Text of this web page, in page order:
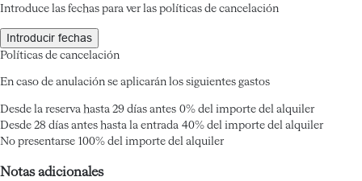
Introduce las fechas para ver las políticas de cancelación
Introducir fechas
Políticas de cancelación
En caso de anulación se aplicarán los siguientes gastos
Desde la reserva hasta 29 días antes 0% del importe del alquiler
Desde 28 días antes hasta la entrada 40% del importe del alquiler
No presentarse 100% del importe del alquiler
Notas adicionales